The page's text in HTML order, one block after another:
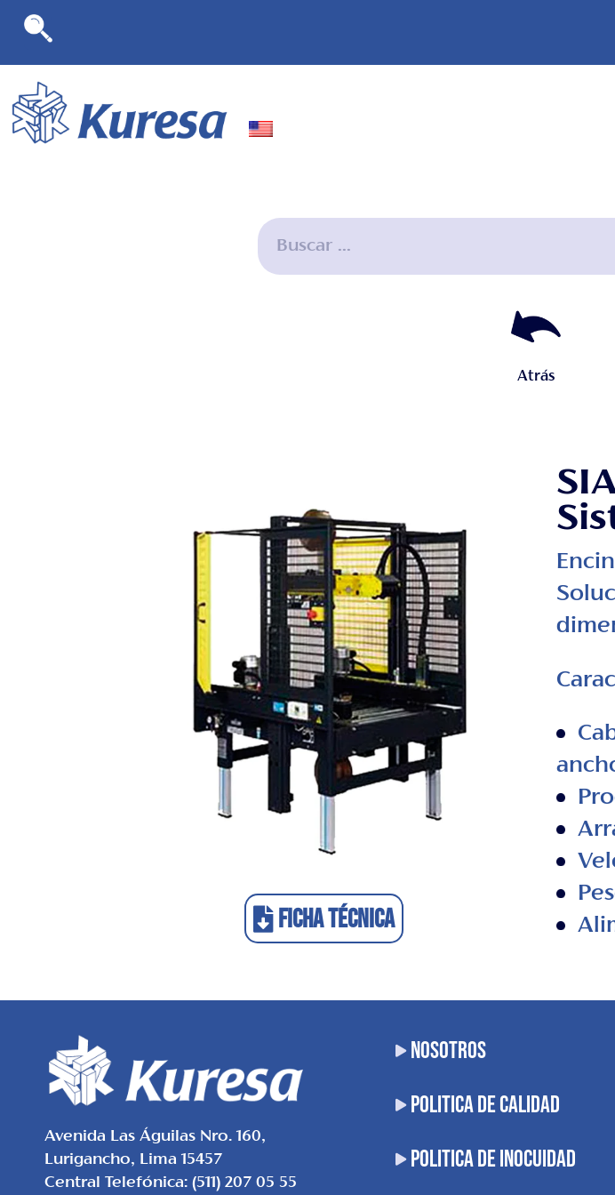
Atrás
FICHA TÉCNICA
Avenida Las Águilas Nro. 160,
Lurigancho, Lima 15457
Central Telefónica: (511) 207 05 55
NOSOTROS
POLITICA DE CALIDAD
POLITICA DE INOCUIDAD